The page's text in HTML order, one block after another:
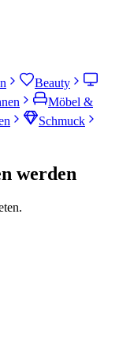
Beauty
Möbel &
Schmuck
werden